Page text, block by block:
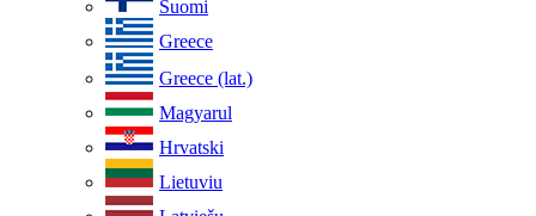
Suomi
Greece
Greece (lat.)
Magyarul
Hrvatski
Lietuviu